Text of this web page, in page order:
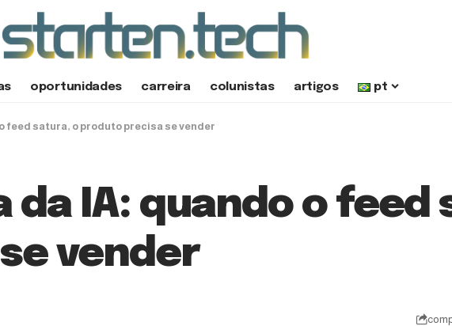
oportunidades carreira colunistas artigos pt
feed satura, o produto precisa se vender
IA: quando o feed
vender